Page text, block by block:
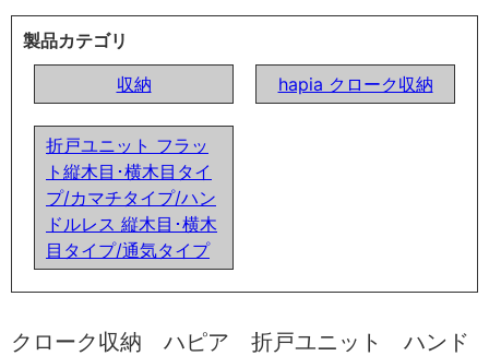
製品カテゴリ
収納
hapia クローク収納
折戸ユニット フラッ
ト縦木目･横木目タイ
プ/カマチタイプ/ハン
ドルレス 縦木目･横木
目タイプ/通気タイプ
クローク収納 ハピア 折戸ユニット ハンド